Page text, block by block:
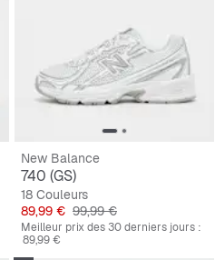
New Balance
740 (GS)
18 Couleurs
Prix
89,99 € Prix original
99,99 €
Meilleur prix des 30 derniers jours :
89,99 €